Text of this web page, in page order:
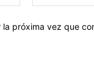
electrónico:*
próxima vez que